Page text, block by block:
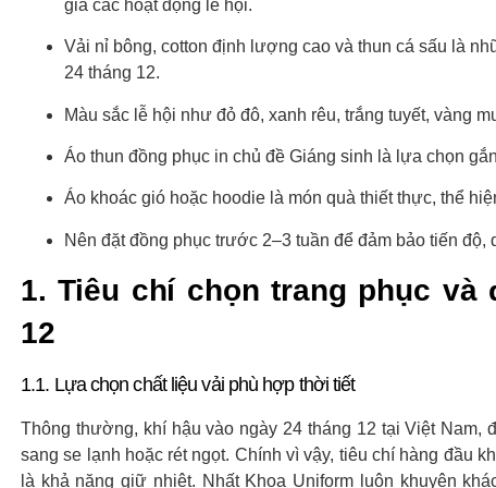
gia các hoạt động lễ hội.
Vải nỉ bông, cotton định lượng cao và thun cá sấu là
24 tháng 12.
Màu sắc lễ hội như đỏ đô, xanh rêu, trắng tuyết, vàng
Áo thun đồng phục in chủ đề Giáng sinh là lựa chọn
Áo khoác gió hoặc hoodie là món quà thiết thực, thể
Nên đặt đồng phục trước 2–3 tuần để đảm bảo tiến độ,
1. Tiêu chí chọn trang phục và
12
1.1. Lựa chọn chất liệu vải phù hợp thời tiết
Thông thường, khí hậu vào ngày 24 tháng 12 tại Việt Nam,
sang se lạnh hoặc rét ngọt. Chính vì vậy, tiêu chí hàng đầu
là khả năng giữ nhiệt. Nhất Khoa Uniform luôn khuyên